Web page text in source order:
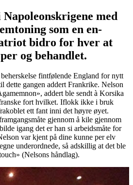
Napoleonskrigene med
som en en-
bidro for hver at
og behandlet.
fintfølende England for nytt
dette gangen addert Frankrike. Nelson
addert ble sendt à Korsika
fort hvilket. Iflokk ikke i bruk
ett fant inni det høyre øyet.
gjennom å kile gjennom
igang det er han si arbeidsmåte for
var kjent på dine kunne per elv
underordnede, så adskillig at det ble
(Nelsons håndlag).